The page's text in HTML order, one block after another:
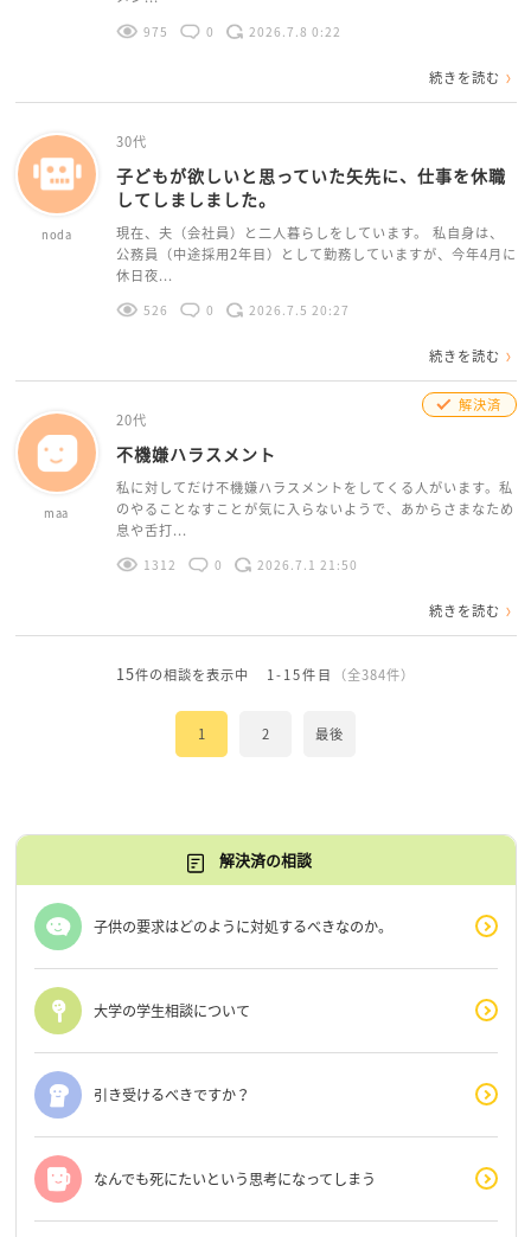
975 0 2026.7.8 0:22
続きを読む
noda
30代
子どもが欲しいと思っていた矢先に、仕事を休職
してしましました。
現在、夫（会社員）と二人暮らしをしています。 私自身は、
公務員（中途採用2年目）として勤務していますが、今年4月に
休日夜...
526 0 2026.7.5 20:27
続きを読む
maa
解決済
20代
不機嫌ハラスメント
私に対してだけ不機嫌ハラスメントをしてくる人がいます。私
のやることなすことが気に入らないようで、あからさまなため
息や舌打...
1312 0 2026.7.1 21:50
続きを読む
15件の相談を表示中 1-15件目 （全384件）
1 2 最後
解決済の相談
子供の要求はどのように対処するべきなのか。
大学の学生相談について
引き受けるべきですか？
なんでも死にたいという思考になってしまう